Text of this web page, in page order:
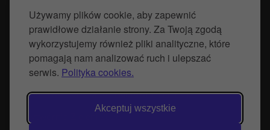
Używamy plików cookie, aby zapewnić
prawidłowe działanie strony. Za Twoją zgodą
wykorzystujemy również pliki analityczne, które
pomagają nam analizować ruch i ulepszać
serwis. Polityka cookies.
Akceptuj wszystkie
Mazowieckie
Śląskie
© Wytwórnia Zieleni 2026
Polityka prywatności
Polityka Cookies
Strona stworzona przez Naprawimyfirme.pl